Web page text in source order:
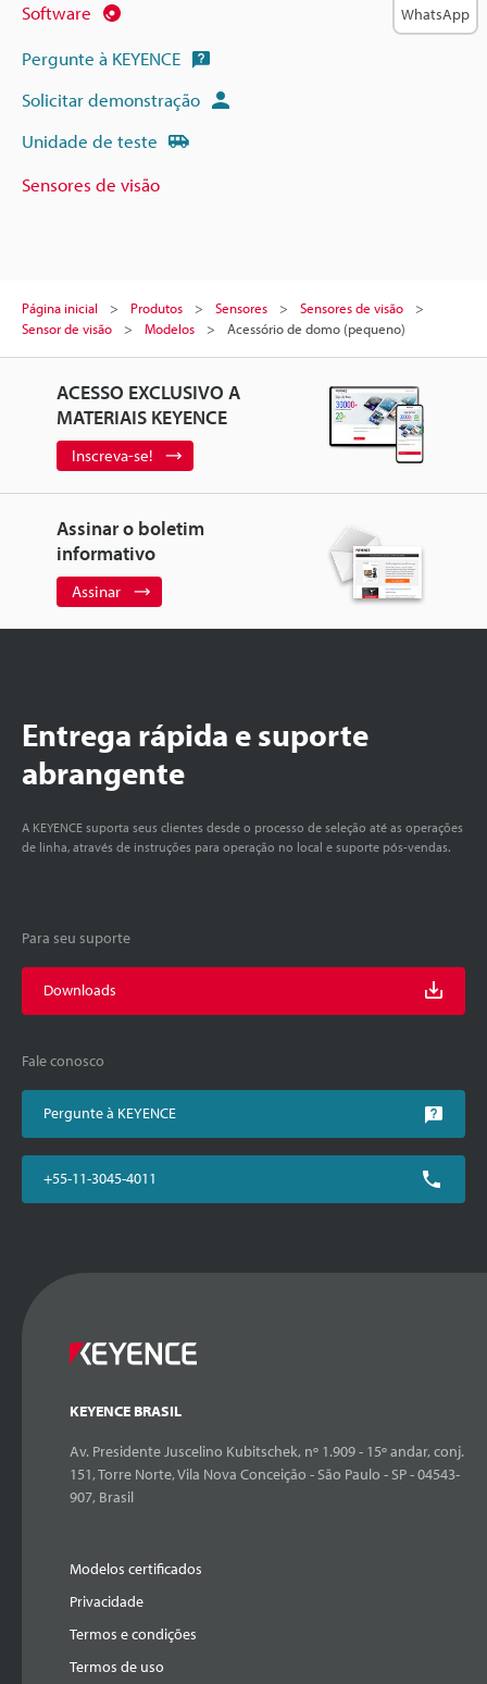
Software
Pergunte à KEYENCE
Solicitar demonstração
Unidade de teste
Sensores de visão
Página inicial Produtos Sensores
Sensores de visão
Sensor de visão
Modelos Acessório de domo (pequeno)
ACESSO EXCLUSIVO A
MATERIAIS KEYENCE
Inscreva-se!
Assinar o boletim
informativo
Assinar
Entrega rápida e suporte
abrangente
A KEYENCE suporta seus clientes desde o processo de seleção até as operações
de linha, através de instruções para operação no local e suporte pós-vendas.
Para seu suporte
Downloads
Fale conosco
Pergunte à KEYENCE
+55-11-3045-4011
KEYENCE BRASIL
Av. Presidente Juscelino Kubitschek, nº 1.909 - 15º andar, conj.
151, Torre Norte, Vila Nova Conceição - São Paulo - SP - 04543-
907, Brasil
Modelos certificados
Privacidade
Termos e condições
Termos de uso
WhatsApp